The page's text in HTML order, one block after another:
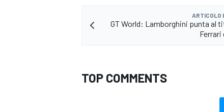
MONOMARCA
ARTICOLO
GT World: Lamborghini punta al
Ferrari
TOP COMMENTS